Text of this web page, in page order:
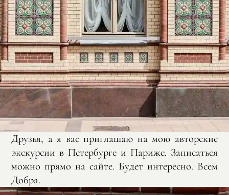
Друзья, а я вас приглашаю на мою авторские
экскурсии в Петербурге и Париже. Записаться
можно прямо на сайте. Будет интересно. Всем
Добра.